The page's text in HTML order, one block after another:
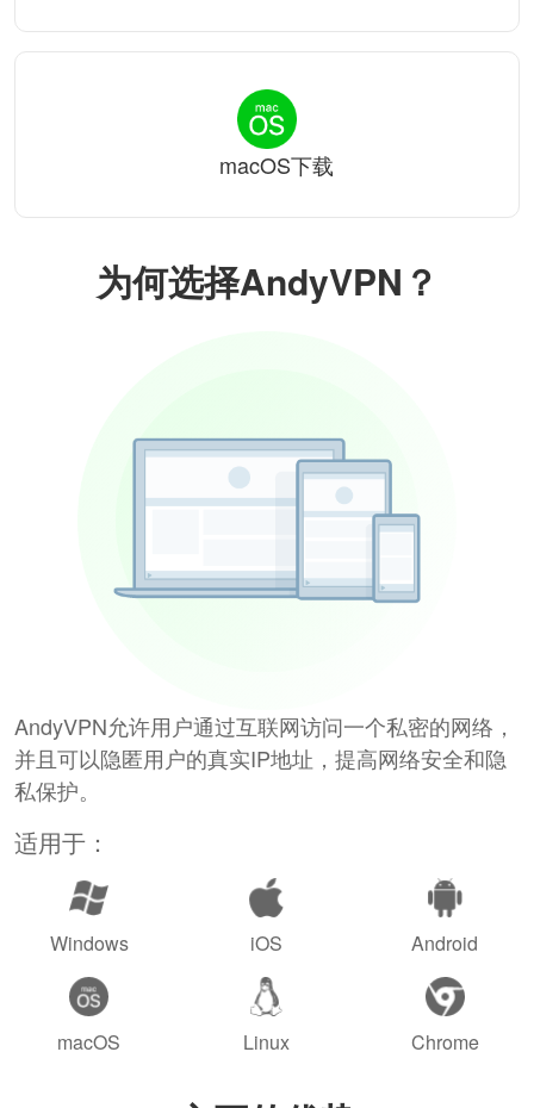
为何选择AndyVPN？
AndyVPN允许用户通过互联网访问一个私密的网络，
并且可以隐匿用户的真实IP地址，提高网络安全和隐
私保护。
适用于：
Windows iOS Android
macOS Linux Chrome
macOS下载